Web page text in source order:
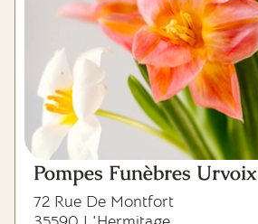
Pompes Funèbres Urvoix
72 Rue De Montfort